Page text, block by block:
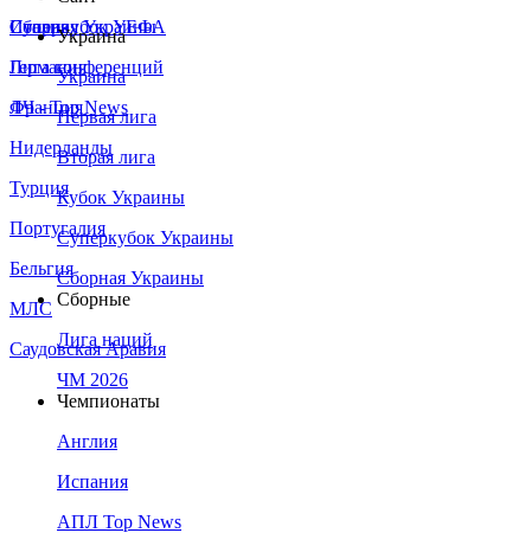
Сборная Украины
Италия
Германия
Франция
Нидерланды
Турция
Португалия
Бельгия
МЛС
Саудовская Аравия
Суперкубок УЕФА
Лига конференций
ЛЧ - Top News
Украина
Украина
Первая лига
Вторая лига
Кубок Украины
Суперкубок Украины
Сборная Украины
Сборные
Лига наций
ЧМ 2026
Чемпионаты
Англия
Испания
АПЛ Top News